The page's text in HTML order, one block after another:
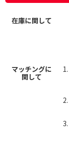
在庫に関して
マッチングに
関して